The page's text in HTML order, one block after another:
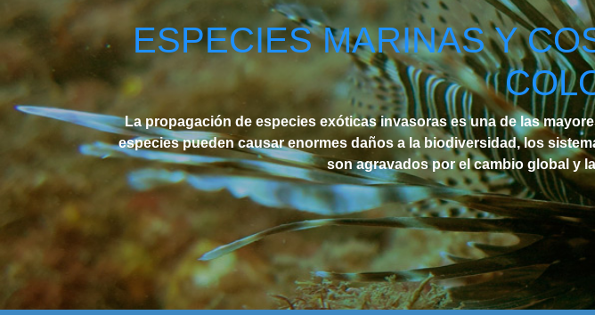
ESPECIES MARINAS Y
La propagación de especies exóticas invasoras es una de las
especies pueden causar enormes daños a la biodiversidad, los
son agravados por el cambio global y